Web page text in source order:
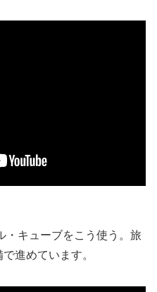
・キューブをこう使う。旅
進めています。